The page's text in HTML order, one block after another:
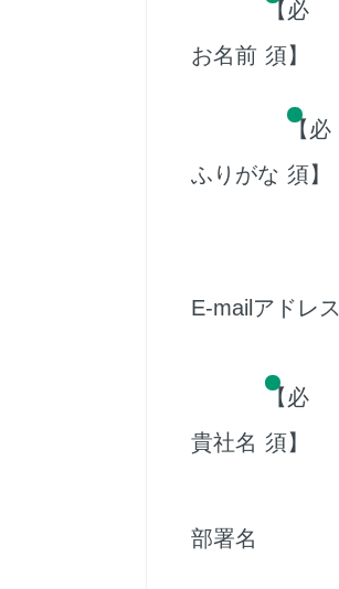
お名前
【必
須】
ふりがな
【必
須】
E-mailアドレス
貴社名
【必
須】
部署名